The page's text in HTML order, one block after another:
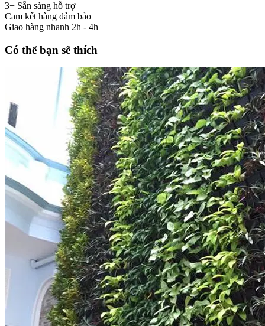
3+ Sẵn sàng hỗ trợ
Cam kết hàng đảm bảo
Giao hàng nhanh 2h - 4h
Có thể bạn sẽ thích